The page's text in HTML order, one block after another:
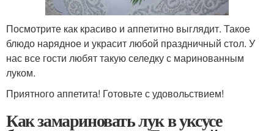
Посмотрите как красиво и аппетитно выглядит. Такое
блюдо нарядное и украсит любой праздничный стол. У
нас все гости любят такую селедку с маринованным
луком.
Приятного аппетита! Готовьте с удовольствием!
Как замариновать лук в уксусе